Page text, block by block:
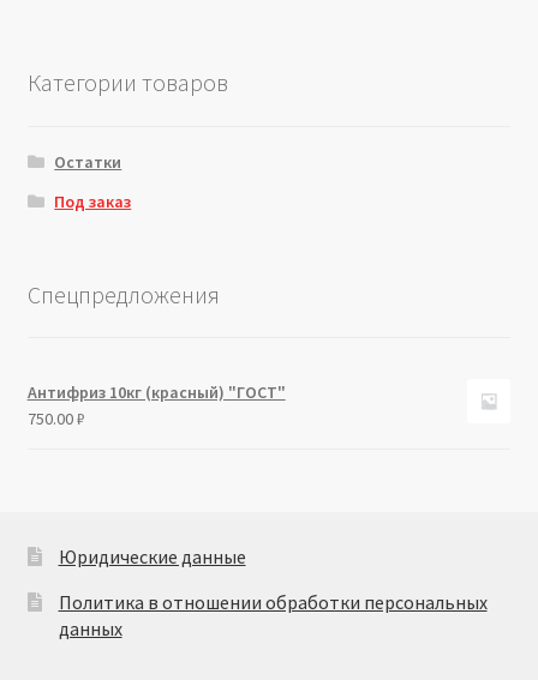
Категории товаров
Остатки
Под заказ
Спецпредложения
Антифриз 10кг (красный) "ГОСТ"
750.00₽
Юридические данные
Политика в отношении обработки персональных
данных